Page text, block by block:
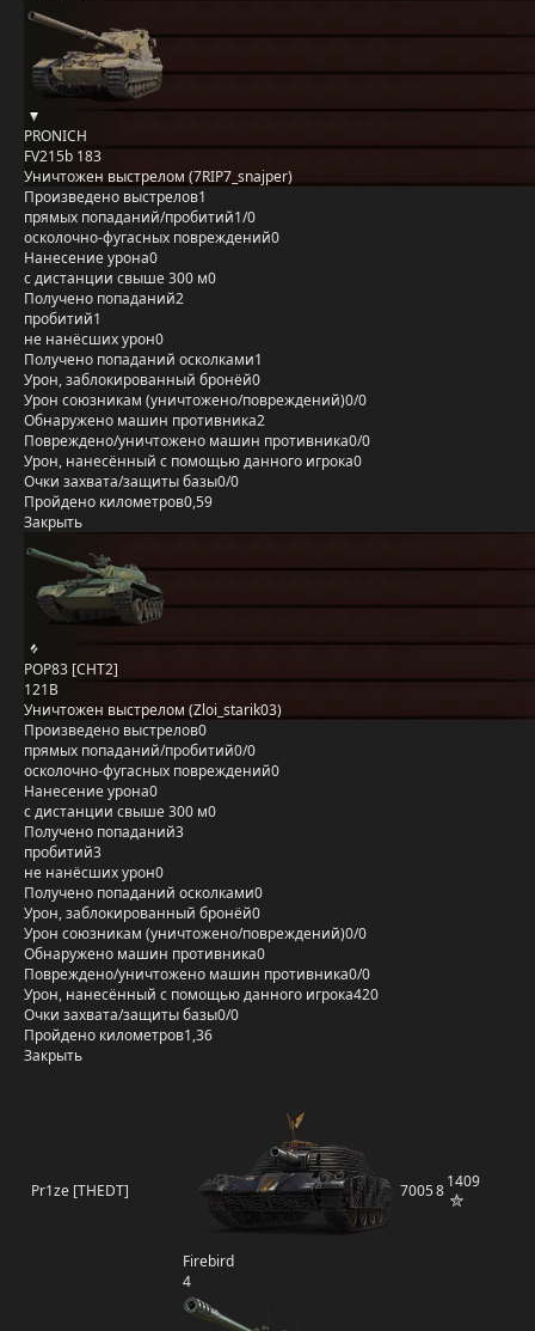
PRONICH
FV215b 183
Уничтожен выстрелом (7RIP7_snajper)
Произведено выстрелов1
прямых попаданий/пробитий1/0
осколочно-фугасных повреждений0
Нанесение урона0
с дистанции свыше 300 м0
Получено попаданий2
пробитий1
не нанёсших урон0
Получено попаданий осколками1
Урон, заблокированный бронёй0
Урон союзникам (уничтожено/повреждений)0/0
Обнаружено машин противника2
Повреждено/уничтожено машин противника0/0
Урон, нанесённый с помощью данного игрока0
Очки захвата/защиты базы0/0
Пройдено километров0,59
Закрыть
POP83 [CHT2]
121B
Уничтожен выстрелом (Zloi_starik03)
Произведено выстрелов0
прямых попаданий/пробитий0/0
осколочно-фугасных повреждений0
Нанесение урона0
с дистанции свыше 300 м0
Получено попаданий3
пробитий3
не нанёсших урон0
Получено попаданий осколками0
Урон, заблокированный бронёй0
Урон союзникам (уничтожено/повреждений)0/0
Обнаружено машин противника0
Повреждено/уничтожено машин противника0/0
Урон, нанесённый с помощью данного игрока420
Очки захвата/защиты базы0/0
Пройдено километров1,36
Закрыть
Pr1ze [THEDT]
Firebird
4
700581409